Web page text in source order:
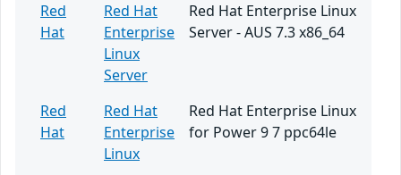
Red
Hat
Red Hat
Enterprise
Linux
Server
Red Hat Enterprise Linux
Server - AUS 7.3 x86_64
Red
Hat
Red Hat
Enterprise
Linux
Red Hat Enterprise Linux
for Power 9 7 ppc64le